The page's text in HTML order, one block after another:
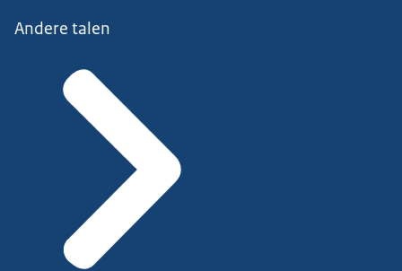
Andere talen